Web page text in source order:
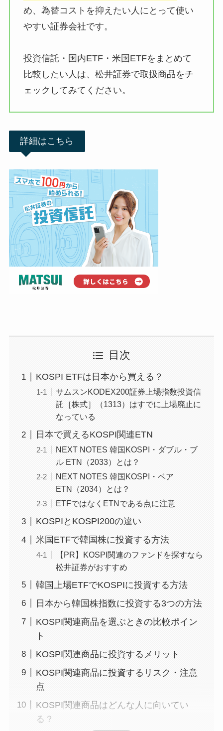
め、為替コストを抑えたい人にとって使い
やすい証券会社です。
投資信託・国内ETF・米国ETFをまとめて
比較したい人は、松井証券で取扱商品をチ
ェックしてみてください。
詳細はこちら
目次
KOSPI ETFは日本から買える？
サムスンKODEX200証券上場指数投資信
託［株式］（1313）はすでに上場廃止に
なっている
日本で買えるKOSPI関連ETN
NEXT NOTES 韓国KOSPI・ダブル・ブ
ル ETN（2033）とは？
NEXT NOTES 韓国KOSPI・ベア
ETN（2034）とは？
ETFではなくETNである点に注意
KOSPIとKOSPI200の違い
米国ETFで韓国株に投資する方法
【PR】KOSPI関連のファンドを探すなら
松井証券がおすすめ
韓国上場ETFでKOSPIに投資する方法
日本から韓国株指数に投資する3つの方法
KOSPI関連商品を選ぶときの比較ポイン
ト
KOSPI関連商品に投資するメリット
KOSPI関連商品に投資するリスク・注意
点
KOSPI関連商品はどんな人に向いてい
る？